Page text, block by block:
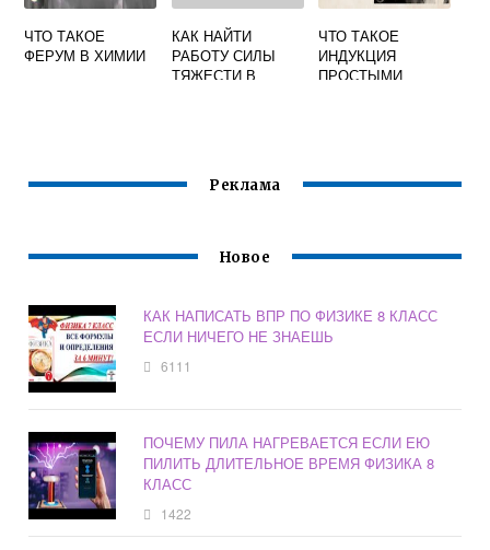
ЧТО ТАКОЕ
ФЕРУМ В ХИМИИ
КАК НАЙТИ
РАБОТУ СИЛЫ
ТЯЖЕСТИ В
ЧТО ТАКОЕ
ИНДУКЦИЯ
ПРОСТЫМИ
Реклама
Новое
КАК НАПИСАТЬ ВПР ПО ФИЗИКЕ 8 КЛАСС
ЕСЛИ НИЧЕГО НЕ ЗНАЕШЬ
6111
ПОЧЕМУ ПИЛА НАГРЕВАЕТСЯ ЕСЛИ ЕЮ
ПИЛИТЬ ДЛИТЕЛЬНОЕ ВРЕМЯ ФИЗИКА 8
КЛАСС
1422